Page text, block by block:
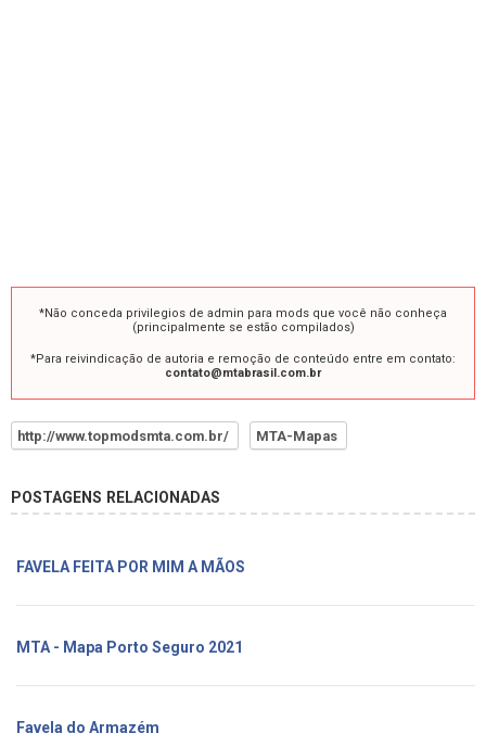
*Não conceda privilegios de admin para mods que você não conheça
(principalmente se estão compilados)
*Para reivindicação de autoria e remoção de conteúdo entre em contato:
contato@mtabrasil.com.br
http://www.topmodsmta.com.br/ MTA-Mapas
POSTAGENS RELACIONADAS
FAVELA FEITA POR MIM A MÃOS
MTA - Mapa Porto Seguro 2021
Favela do Armazém